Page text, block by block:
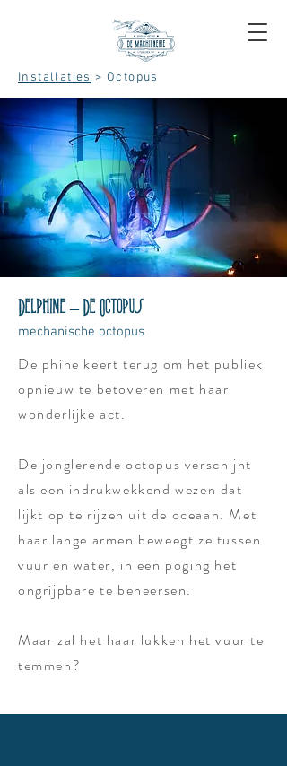
Installaties > Octopus
Delphine – De Octopus
mechanische octopus
Delphine keert terug om het publiek
opnieuw te betoveren met haar
wonderlijke act.
De jonglerende octopus verschijnt
als een indrukwekkend wezen dat
lijkt op te rijzen uit de oceaan. Met
haar lange armen beweegt ze tussen
vuur en water, in een poging het
ongrijpbare te beheersen.
Maar zal het haar lukken het vuur te
temmen?